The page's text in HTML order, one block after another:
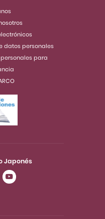
Japonés
datos personales
para